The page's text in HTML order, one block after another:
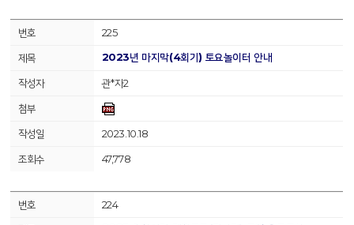
225
2023년 마지막(4회기) 토요놀이터 안내
관*자2
2023.10.18
47,778
224